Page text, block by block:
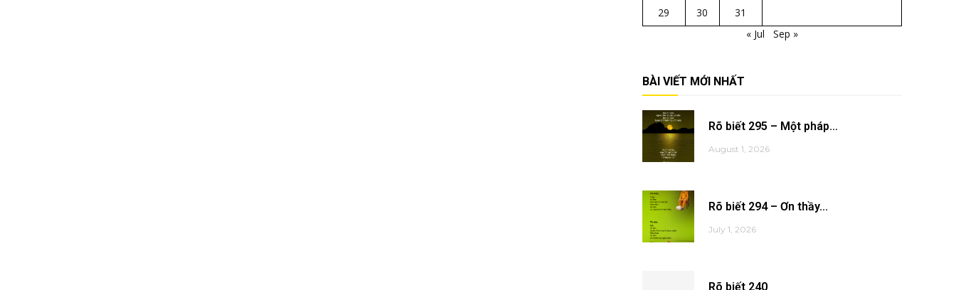
29
30
31
« Jul
Sep »
BÀI VIẾT MỚI NHẤT
Rõ biết 295 – Một pháp...
August 1, 2026
Rõ biết 294 – Ơn thầy...
July 1, 2026
Rõ biết 240